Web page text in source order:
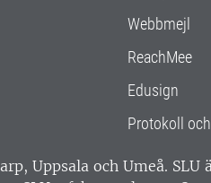
Webbmejl
ReachMee
Edusign
Protokoll
Uppsala och Umeå. SLU